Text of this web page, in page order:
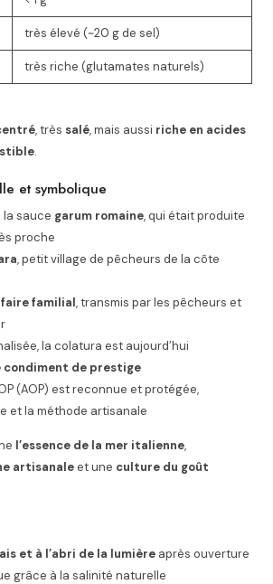
très élevé (~20 g de sel)
très riche (glutamates naturels)
, très salé, mais aussi riche en acides
.
et symbolique
sauce garum romaine, qui était produite
proche
, petit village de pêcheurs de la côte
familial, transmis par les pêcheurs et
la colatura est aujourd’hui
condiment de prestige
(AOP) est reconnue et protégée,
et la méthode artisanale
l’essence de la mer italienne,
artisanaleet une culture du goût
et à l’abri de la lumière après ouverture
grâce à la salinité naturelle